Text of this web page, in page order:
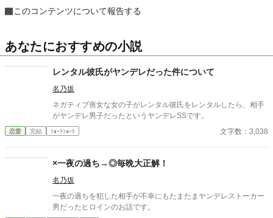
このコンテンツについて報告する
あなたにおすすめの小説
レンタル彼氏がヤンデレだった件について
名乃坂
ネガティブ喪女な女の子がレンタル彼氏をレンタルしたら、相手
がヤンデレ男子だったというヤンデレSSです。
恋愛 完結 ｼｮｰﾄｼｮｰﾄ 文字数：3,038
×一夜の過ち→◎毎晩大正解！
名乃坂
一夜の過ちを犯した相手が不幸にもたまたまヤンデレストーカー
男だったヒロインのお話です。